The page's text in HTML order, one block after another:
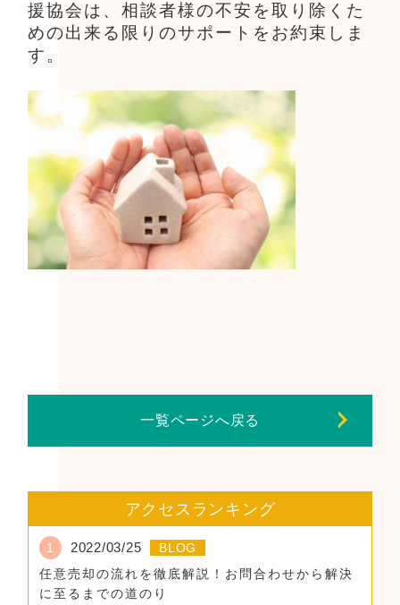
援協会は、相談者様の不安を取り除くた
めの出来る限りのサポートをお約束しま
す。
一覧ページへ戻る
アクセスランキング
1 2022/03/25
BLOG
任意売却の流れを徹底解説！お問合わせから解決
に至るまでの道のり